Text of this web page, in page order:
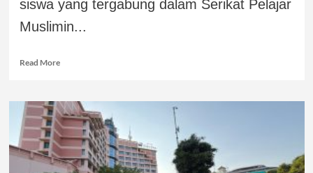
siswa yang tergabung dalam Serikat Pelajar
Muslimin...
Read More